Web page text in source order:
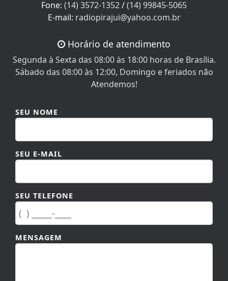
E-mail:radiopirajui@yahoo.com.br
Segunda à Sexta das 08:00 às 18:00 horas de Brasília.
Sábado das 08:00 às 12:00, Domingo e feriados não
Atendemos!
SEU E-MAIL
SEU TELEFONE
MENSAGEM